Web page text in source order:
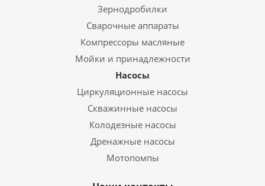
Зернодробилки
Сварочные аппараты
Компрессоры масляные
Мойки и принадлежности
Насосы
Циркуляционные насосы
Скважинные насосы
Колодезные насосы
Дренажные насосы
Мотопомпы